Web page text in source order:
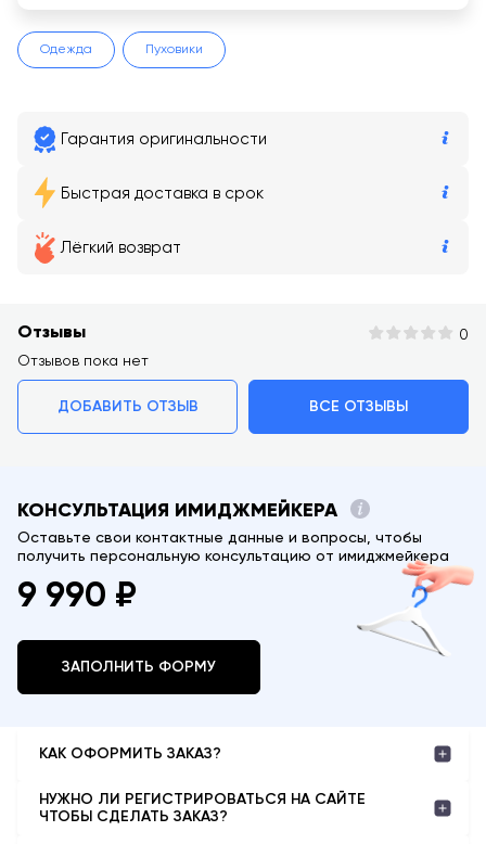
Одежда Пуховики
Гарантия оригинальности
Быстрая доставка в срок
Лёгкий возврат
Отзывы
0
Отзывов пока нет
ДОБАВИТЬ ОТЗЫВ ВСЕ ОТЗЫВЫ
КОНСУЛЬТАЦИЯ ИМИДЖМЕЙКЕРА
Оставьте свои контактные данные и вопросы, чтобы
получить персональную консультацию от имиджмейкера
9 990 ₽
ЗАПОЛНИТЬ ФОРМУ
КАК ОФОРМИТЬ ЗАКАЗ?
1. Выберите категорию или бренд в меню навигации или введите в
НУЖНО ЛИ РЕГИСТРИРОВАТЬСЯ НА САЙТЕ
ЧТОБЫ СДЕЛАТЬ ЗАКАЗ?